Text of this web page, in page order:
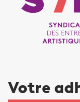
Votre